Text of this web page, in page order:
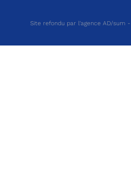
Site refondu par l'agence AD/sum